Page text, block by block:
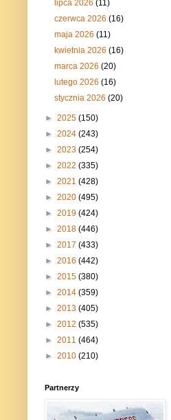
lipca 2026(11)
czerwca 2026(16)
maja 2026(11)
kwietnia 2026(16)
marca 2026(20)
lutego 2026(16)
stycznia 2026(20)
► 2025 (150)
► 2024 (243)
► 2023 (254)
► 2022 (335)
► 2021 (428)
► 2020 (495)
► 2019 (424)
► 2018 (446)
► 2017 (433)
► 2016 (442)
► 2015 (380)
► 2014 (359)
► 2013 (405)
► 2012 (535)
► 2011 (464)
► 2010 (210)
Partnerzy